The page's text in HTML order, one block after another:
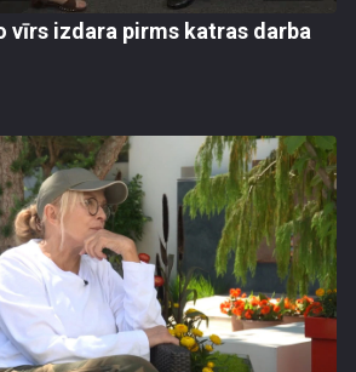
vīrs izdara pirms katras darba